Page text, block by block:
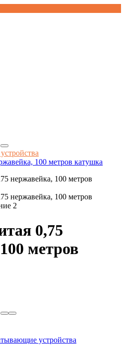
0,75
метров
устройства